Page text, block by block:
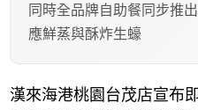
同時全品牌自助餐同步推
應鮮蒸與酥炸生蠔
漢來海港桃園台茂店宣布